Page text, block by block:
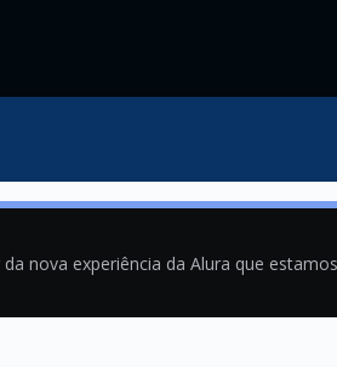
nova experiência da Alura que